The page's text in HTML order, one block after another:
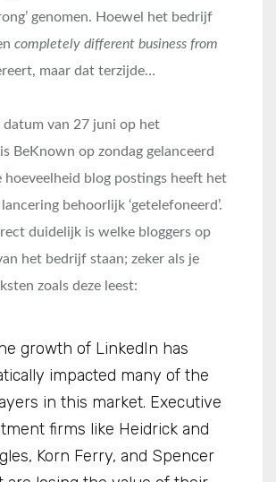
genomen. Hoewel het bedrijf
completely different business from
maar dat terzijde…
datum van 27 juni op het
BeKnown op zondag gelanceerd
hoeveelheid blog postings heeft het
behoorlijk ‘getelefoneerd’.
duidelijk is welke bloggers op
het bedrijf staan; zeker als je
zoals deze leest:
growth of LinkedIn has
impacted many of the
in this market. Executive
firms like Heidrick and
Korn Ferry, and Spencer